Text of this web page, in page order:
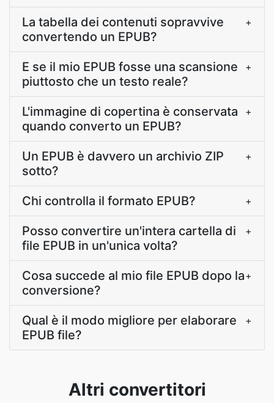
La tabella dei contenuti sopravvive
convertendo un EPUB?
+
E se il mio EPUB fosse una scansione
piuttosto che un testo reale?
+
L'immagine di copertina è conservata
quando converto un EPUB?
+
Un EPUB è davvero un archivio ZIP
sotto?
+
Chi controlla il formato EPUB? +
Posso convertire un'intera cartella di
file EPUB in un'unica volta?
+
Cosa succede al mio file EPUB dopo la
conversione?
+
Qual è il modo migliore per elaborare
EPUB file?
+
Altri convertitori